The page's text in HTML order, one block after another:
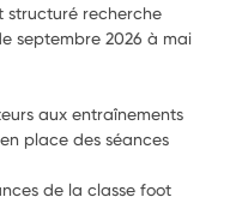
structuré recherche
septembre 2026 à mai
aux entraînements
place des séances
de la classe foot